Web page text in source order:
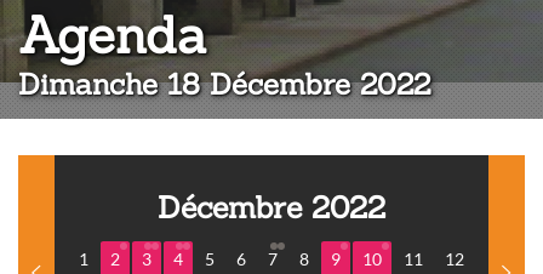
Agenda:
Dimanche 18 Décembre 2022
Décembre 2022
1 2 3 4 5 6 7 8 9 10 11
12